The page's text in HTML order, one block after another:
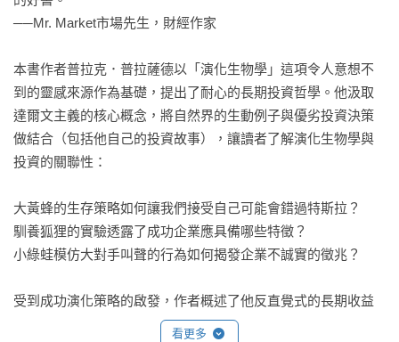
──Mr. Market市場先生，財經作家
本書作者普拉克．普拉薩德以「演化生物學」這項令人意想不
到的靈感來源作為基礎，提出了耐心的長期投資哲學。他汲取
達爾文主義的核心概念，將自然界的生動例子與優劣投資決策
做結合（包括他自己的投資故事），讓讀者了解演化生物學與
投資的關聯性：
大黃蜂的生存策略如何讓我們接受自己可能會錯過特斯拉？
馴養狐狸的實驗透露了成功企業應具備哪些特徵？
小綠蛙模仿大對手叫聲的行為如何揭發企業不誠實的徵兆？
受到成功演化策略的啟發，作者概述了他反直覺式的長期收益
原則，提出了投資三大真言：
看更多